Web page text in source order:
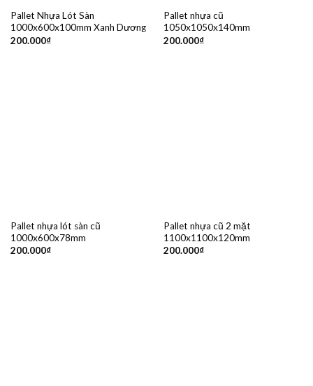
Pallet Nhựa Lót Sàn
1000x600x100mm Xanh Dương
200.000₫
Pallet nhựa cũ
1050x1050x140mm
200.000₫
Pallet nhựa lót sàn cũ
1000x600x78mm
200.000₫
Pallet nhựa cũ 2 mặt
1100x1100x120mm
200.000₫